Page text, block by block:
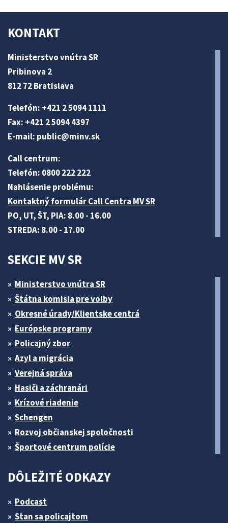
KONTAKT
Ministerstvo vnútra SR
Pribinova 2
812 72 Bratislava
Telefón: +421 2 5094 1111
Fax: +421 2 5094 4397
E-mail: public@minv.sk
Call centrum:
Telefón: 0800 222 222
Nahlásenie problému:
Kontaktný formulár Call Centra MV SR
PO, UT, ŠT, PIA: 8.00 - 16.00
STREDA: 8.00 - 17.00
SEKCIE MV SR
Ministerstvo vnútra SR
Štátna komisia pre volby
Okresné úrady/Klientske centrá
Európske programy
Policajný zbor
Azyl a migrácia
Verejná správa
Hasiči a záchranári
Krízové riadenie
Schengen
Rozvoj občianskej spoločnosti
Športové centrum polície
DÔLEŽITÉ ODKAZY
Podcast
Stan sa policajtom